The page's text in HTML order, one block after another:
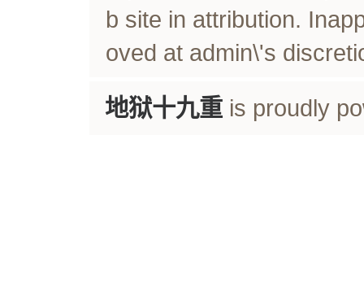
b site in attribution.
oved at admin\'s
地狱十九重is proudly